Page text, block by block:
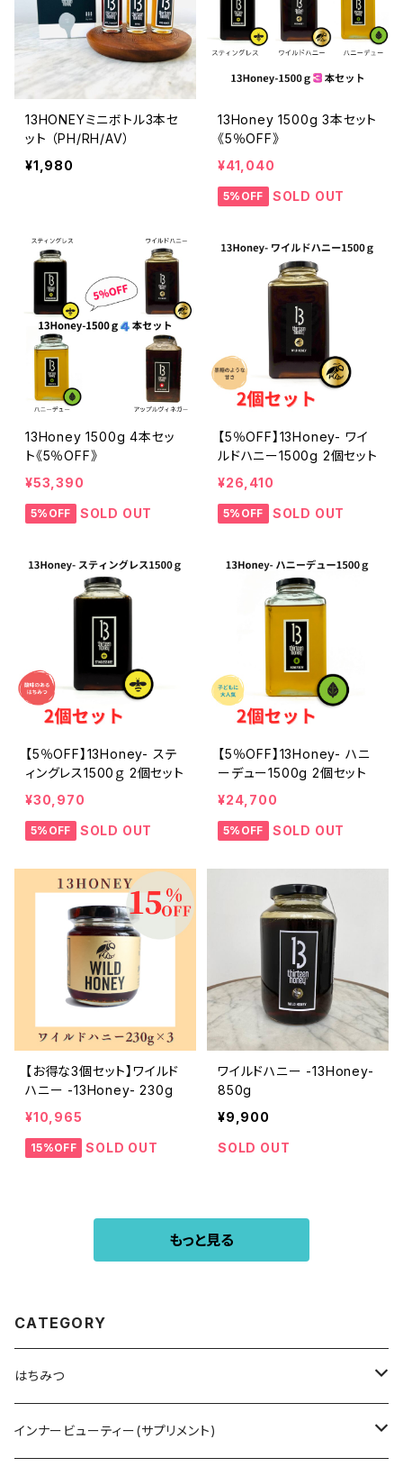
13HONEYミニボトル3本セ
ット （PH/RH/AV）
¥1,980
13Honey 1500g 3本セット
《5％OFF》
¥41,040
5%OFF SOLD OUT
13Honey 1500g 4本セッ
ト《5％OFF》
¥53,390
5%OFF SOLD OUT
【5％OFF】13Honey- ワイ
ルドハニー1500g 2個セット
¥26,410
5%OFF SOLD OUT
【5％OFF】13Honey- ステ
ィングレス1500ｇ 2個セット
¥30,970
5%OFF SOLD OUT
【5％OFF】13Honey- ハニ
ーデュー1500g 2個セット
¥24,700
5%OFF SOLD OUT
【お得な3個セット】ワイルド
ハニー -13Honey- 230g
¥10,965
15%OFF SOLD OUT
ワイルドハニー -13Honey-
850g
¥9,900
SOLD OUT
もっと見る
CATEGORY
はちみつ
オーストラリア
インナービューティー(サプリメント)